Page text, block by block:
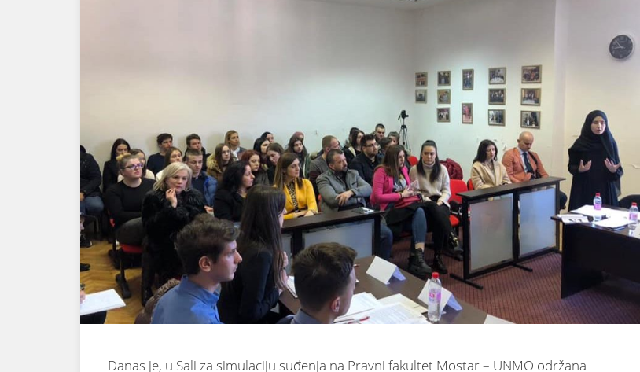
Danas je, u Sali za simulaciju suđenja na Pravni fakultet Mostar – UNMO održana